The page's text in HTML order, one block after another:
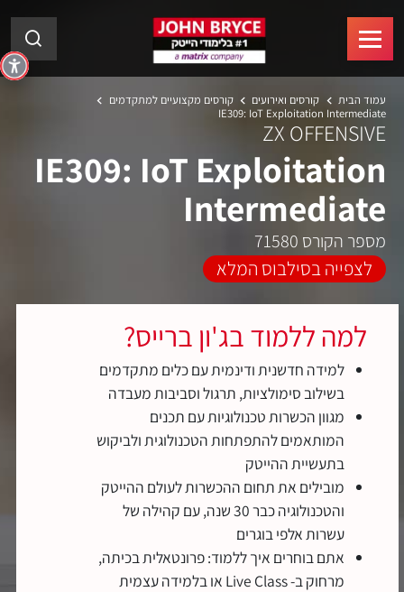
עמוד הבית קורסים ואירועים
קורסים מקצועיים למתקדמים
IE309: IoT Exploitation Intermediate
ZX OFFENSIVE
IE309: IoT Exploitation
Intermediate
מספר הקורס 71580
לצפייה בסילבוס המלא
למה ללמוד בג'ון ברייס?
למידה חדשנית ודינמית עם כלים מתקדמים
בשילוב סימולציות, תרגול וסביבות מעבדה
מגוון הכשרות טכנולוגיות עם תכנים
המותאמים להתפתחות הטכנולוגית ולביקוש
בתעשיית ההייטק
מובילים את תחום ההכשרות לעולם ההייטק
והטכנולוגיה כבר 30 שנה, עם קהילה של
עשרות אלפי בוגרים
אתם בוחרים איך ללמוד: פרונטאלית בכיתה,
מרחוק ב- Live Class או בלמידה עצמית